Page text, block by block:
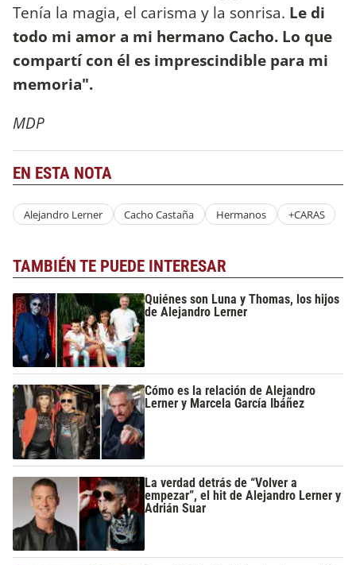
Tenía la magia, el carisma y la sonrisa. Le di
todo mi amor a mi hermano Cacho. Lo que
compartí con él es imprescindible para mi
memoria".
MDP
EN ESTA NOTA
Alejandro Lerner Cacho Castaña Hermanos +CARAS
TAMBIÉN TE PUEDE INTERESAR
Quiénes son Luna y Thomas, los hijos
de Alejandro Lerner
Cómo es la relación de Alejandro
Lerner y Marcela García Ibáñez
La verdad detrás de “Volver a
empezar”, el hit de Alejandro Lerner y
Adrián Suar